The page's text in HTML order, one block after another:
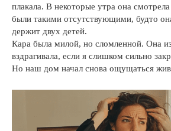
плакала. В некоторые утра она
были такими отсутствующими, будто
держит двух детей.
Кара была милой, но сломленной. Она
вздрагивала, если я слишком сильно
Но наш дом начал снова ощущаться